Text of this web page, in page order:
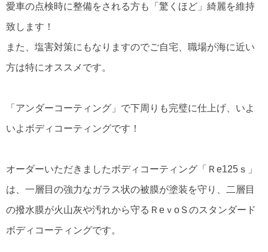
愛車の点検時に整備をされる方も「驚くほど」綺麗を維持
致します！
また、塩害対策にもなりますのでご自宅、職場が海に近い
方は特にオススメです。
「アンダーコーティング」で下周りも完璧に仕上げ、いよ
いよボディコーティングです！
オーダーいただきましたボディコーティング「Ｒe125ｓ」
は、一層目の強力なガラス状の被膜が塗装を守り、二層目
の撥水膜が火山灰や汚れから守るＲeｖoＳのスタンダード
ボディコーティングです。